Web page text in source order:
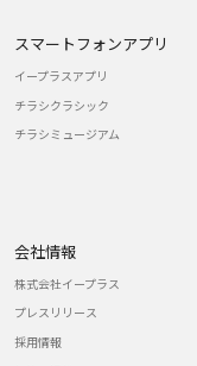
スマートフォンアプリ
イープラスアプリ
チラシクラシック
チラシミュージアム
会社情報
株式会社イープラス
プレスリリース
採用情報